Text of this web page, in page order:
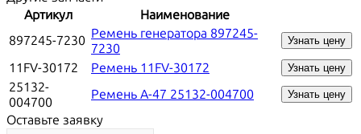
Артикул
Наименование
897245-7230 Ремень генератора 897245-
7230
Узнать цену
11FV-30172 Ремень 11FV-30172 Узнать цену
25132-
004700
Ремень A-47 25132-004700 Узнать цену
Оставьте заявку